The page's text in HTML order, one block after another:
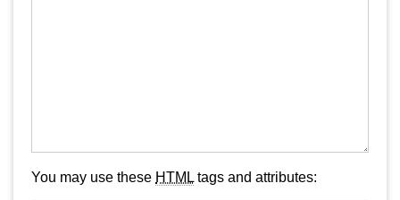
You may use these HTML tags and attributes: